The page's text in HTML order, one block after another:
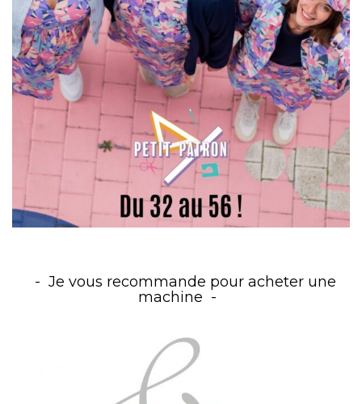
Je vous recommande pour acheter une
machine